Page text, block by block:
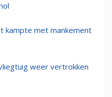
kampte met mankement
weer vertrokken